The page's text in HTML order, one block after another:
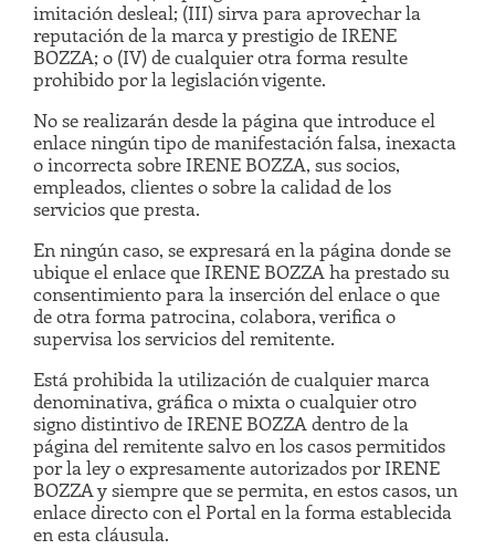
imitación desleal; (III) sirva para aprovechar la
reputación de la marca y prestigio de IRENE
BOZZA; o (IV) de cualquier otra forma resulte
prohibido por la legislación vigente.
No se realizarán desde la página que introduce el
enlace ningún tipo de manifestación falsa, inexacta
o incorrecta sobre IRENE BOZZA, sus socios,
empleados, clientes o sobre la calidad de los
servicios que presta.
En ningún caso, se expresará en la página donde se
ubique el enlace que IRENE BOZZA ha prestado su
consentimiento para la inserción del enlace o que
de otra forma patrocina, colabora, verifica o
supervisa los servicios del remitente.
Está prohibida la utilización de cualquier marca
denominativa, gráfica o mixta o cualquier otro
signo distintivo de IRENE BOZZA dentro de la
página del remitente salvo en los casos permitidos
por la ley o expresamente autorizados por IRENE
BOZZA y siempre que se permita, en estos casos, un
enlace directo con el Portal en la forma establecida
en esta cláusula.